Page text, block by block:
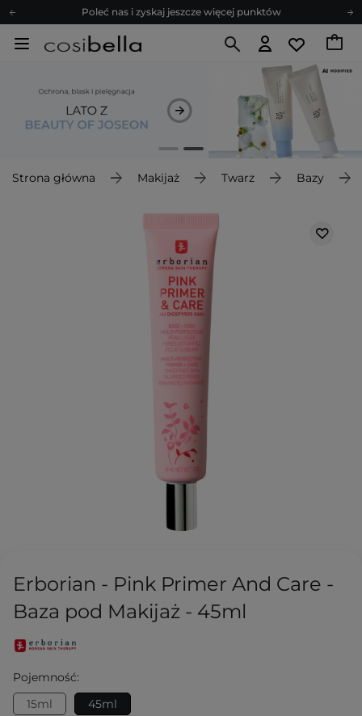
Zapisz się na newsletter pełen porad
Bezpłatne konsultacje kosmetologiczne
Z nami to możliwe! Realizacja zamówienia do 24h.
Poleć nas i zyskaj jeszcze więcej punktów
Zapisz się na newsletter pełen porad
Strona główna Makijaż Twarz Bazy
Erborian - Pink Primer And Care -
Baza pod Makijaż - 45ml
Pojemność:
15ml
45ml